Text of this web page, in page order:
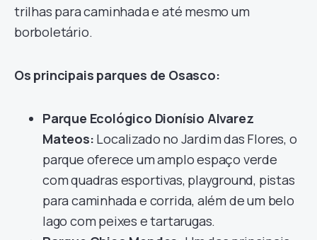
trilhas para caminhada e até mesmo um
borboletário.
Os principais parques de Osasco:
Parque Ecológico Dionísio Alvarez
Mateos: Localizado no Jardim das Flores, o
parque oferece um amplo espaço verde
com quadras esportivas, playground, pistas
para caminhada e corrida, além de um belo
lago com peixes e tartarugas.